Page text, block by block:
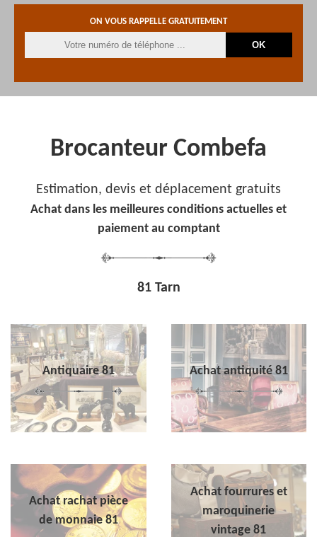
ON VOUS RAPPELLE GRATUITEMENT
Brocanteur Combefa
Estimation, devis et déplacement gratuits
Achat dans les meilleures conditions actuelles et
paiement au comptant
81 Tarn
Antiquaire 81 Achat antiquité 81
Achat rachat pièce
de monnaie 81
Achat fourrures et
maroquinerie
vintage 81